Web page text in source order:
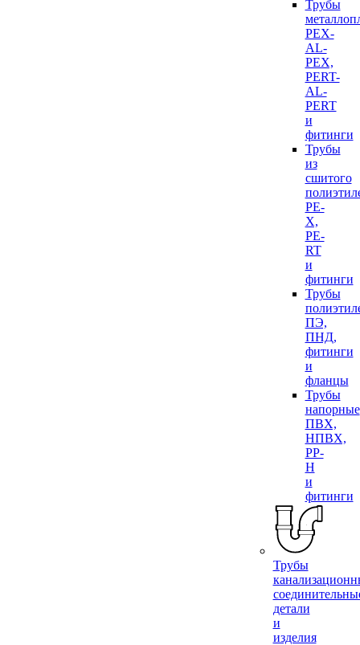
Трубы
PEX-
AL-
PEX,
PERT-
AL-
PERT
и
фитинги
Трубы
из
сшитого
PE-
X,
PE-
RT
и
фитинги
Трубы
ПЭ,
ПНД,
фитинги
и
фланцы
Трубы
напорные
ПВХ,
НПВХ,
PP-
H
и
фитинги
Трубы
детали
и
изделия